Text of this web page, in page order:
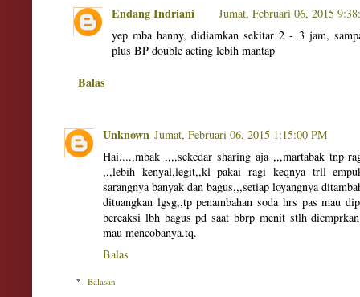
Endang Indriani
Jumat, Februari 06, 2015
yep mba hanny, didiamkan sekitar 2 - 3 jam,
plus BP double acting lebih mantap
Balas
Unknown Jumat, Februari 06, 2015 1:15:00 PM
Hai....,mbak ,,,,sekedar sharing aja ,,,martabak tnp
,,,lebih kenyal,legit,,kl pakai ragi keqnya trll
sarangnya banyak dan bagus,,,setiap loyangnya
dituangkan lgsg,,tp penambahan soda hrs pas mau
bereaksi lbh bagus pd saat bbrp menit stlh
mau mencobanya.tq.
Balas
Balasan